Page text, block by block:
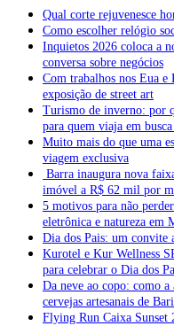
Qual corte rejuvenesce
Como escolher relógio
Inquietos 2026 coloca a
conversa sobre negócios
Com trabalhos nos Eua
exposição de street art
Turismo de inverno: por
para quem viaja em
Muito mais do que uma
viagem exclusiva
Barra inaugura nova
imóvel a R$ 62 mil por
5 motivos para não
eletrônica e natureza em
Dia dos Pais: um
Kurotel e Kur Wellness
para celebrar o Dia dos
Da neve ao copo: como
cervejas artesanais de
Flying Run Caixa Sunset